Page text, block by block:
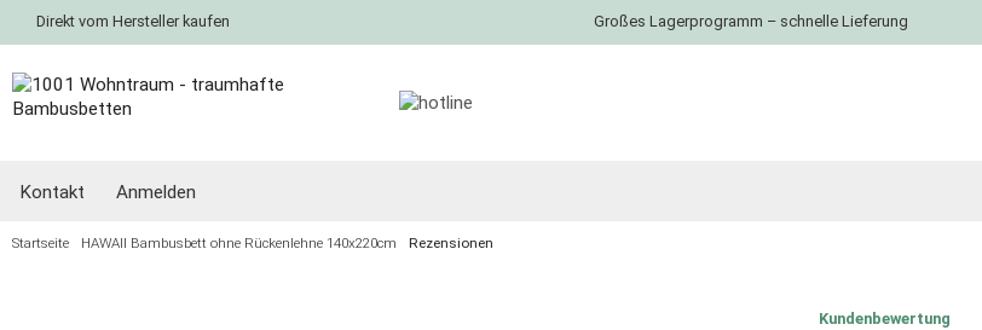
Direkt vom Hersteller kaufen Großes Lagerprogramm – schnelle Lieferung
Kontakt Anmelden
Startseite HAWAII Bambusbett ohne Rückenlehne 140x220cm Rezensionen
Kundenbewertung